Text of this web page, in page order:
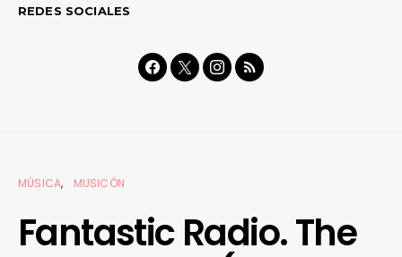
REDES SOCIALES
MÚSICA MUSICÓN
Fantastic Radio. The